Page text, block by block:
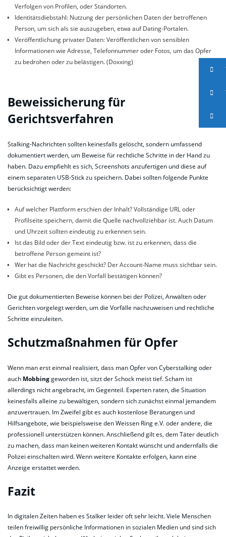
Verfolgen von Profilen, oder Standorten.
Identitätsdiebstahl: Nutzung der persönlichen Daten der betroffenen
Person, um sich als sie auszugeben, etwa auf Dating-Portalen.
Veröffentlichung privater Daten: Veröffentlichen von sensiblen
Informationen wie Adresse, Telefonnummer oder Fotos, um das Opfer
zu bedrohen oder zu belästigen. (Doxxing)
Beweissicherung für
Gerichtsverfahren
Stalking-Nachrichten sollten keinesfalls gelöscht, sondern umfassend
dokumentiert werden, um Beweise für rechtliche Schritte in der Hand zu
haben. Dazu empfiehlt es sich, Screenshots anzufertigen und diese auf
einem separaten USB-Stick zu speichern. Dabei sollten folgende Punkte
berücksichtigt werden:
Auf welcher Plattform erschien der Inhalt? Vollständige URL oder
Profilseite speichern, damit die Quelle nachvollziehbar ist. Auch Datum
und Uhrzeit sollten eindeutig zu erkennen sein.
Ist das Bild oder der Text eindeutig bzw. ist zu erkennen, dass die
betroffene Person gemeint ist?
Wer hat die Nachricht geschickt? Der Account-Name muss sichtbar sein.
Gibt es Personen, die den Vorfall bestätigen können?
Die gut dokumentierten Beweise können bei der Polizei, Anwälten oder
Gerichten vorgelegt werden, um die Vorfälle nachzuweisen und rechtliche
Schritte einzuleiten.
Schutzmaßnahmen für Opfer
Wenn man erst einmal realisiert, dass man Opfer von Cyberstalking oder
auch Mobbinggeworden ist, sitzt der Schock meist tief. Scham ist
allerdings nicht angebracht, im Gegenteil. Experten raten, die Situation
keinesfalls alleine zu bewältigen, sondern sich zunächst einmal jemandem
anzuvertrauen. Im Zweifel gibt es auch kostenlose Beratungen und
Hilfsangebote, wie beispielsweise den Weissen Ring e.V. oder andere, die
professionell unterstützen können. Anschließend gilt es, dem Täter deutlich
zu machen, dass man keinen weiteren Kontakt wünscht und andernfalls die
Polizei einschalten wird. Wenn weitere Kontakte erfolgen, kann eine
Anzeige erstattet werden.
Fazit
In digitalen Zeiten haben es Stalker leider oft sehr leicht. Viele Menschen
teilen freiwillig persönliche Informationen in sozialen Medien und sind sich